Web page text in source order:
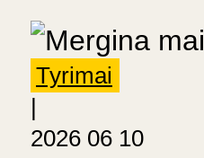
Tyrimai
2026 06 10